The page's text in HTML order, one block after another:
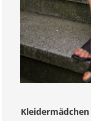
Kleidermädchen